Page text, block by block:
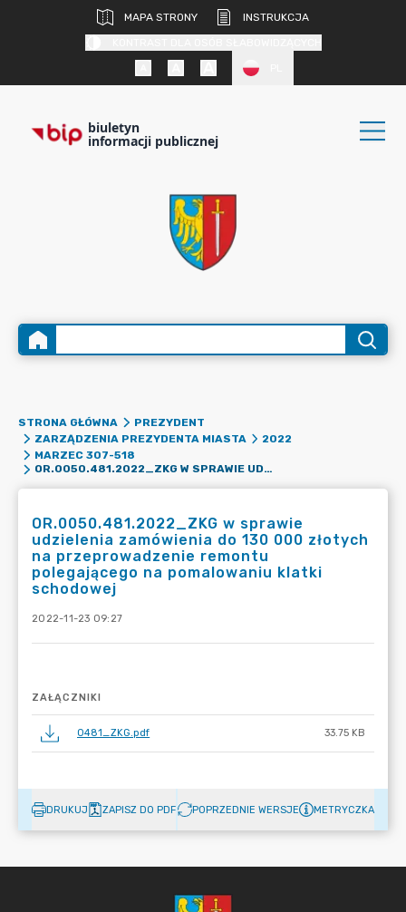
MAPA STRONY
INSTRUKCJA
biuletyn
informacji publicznej
STRONA GŁÓWNA
PREZYDENT
ZARZĄDZENIA PREZYDENTA MIASTA
2022
MARZEC 307-518
OR.0050.481.2022_ZKG W SPRAWIE UDZIELENIA ZAMÓWIENIA DO 130 000 ZŁOTYCH NA PRZEPROWADZENIE REMONTU POLEGAJĄCEGO NA POMALOWANIU KLATKI SCHODOWEJ
OR.0050.481.2022_ZKG w sprawie
udzielenia zamówienia do 130 000 złotych
na przeprowadzenie remontu
polegającego na pomalowaniu klatki
schodowej
2022-11-23 09:27
ZAŁĄCZNIKI
0481_ZKG.pdf 33.75 KB
DRUKUJ ZAPISZ DO PDF POPRZEDNIE WERSJE METRYCZKA